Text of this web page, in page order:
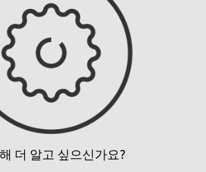
더 알고 싶으신가요?